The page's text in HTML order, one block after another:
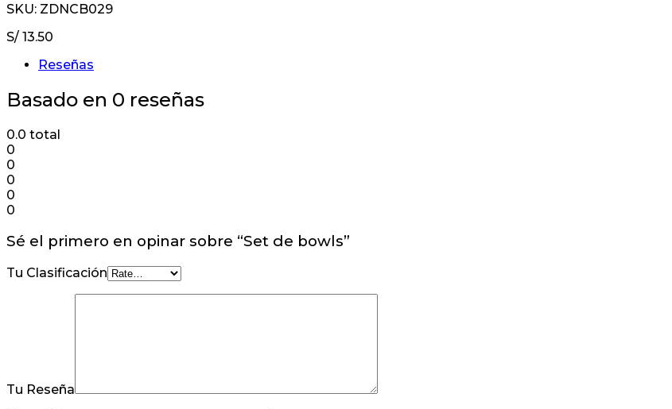
SKU: ZDNCB029
S/ 13.50
Reseñas
Basado en 0 reseñas
0.0 total
0
0
0
0
0
Sé el primero en opinar sobre “Set de bowls”
Tu Clasificación
Tu Reseña